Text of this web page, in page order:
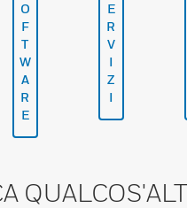
O
F
T
W
A
R
E
E
R
V
I
Z
I